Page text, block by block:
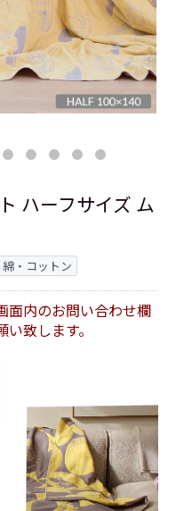
ハーフサイズ ム
綿・コットン
面内のお問い合わせ欄
致します。